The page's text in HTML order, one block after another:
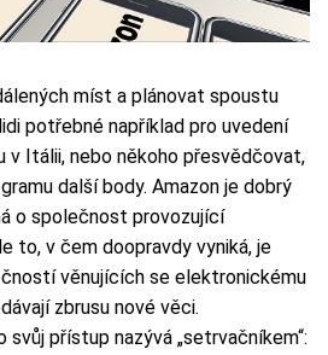
míst a plánovat spoustu
potřebné například pro uvedení
v Itálii, nebo někoho přesvědčovat,
další body. Amazon je dobrý
o společnost provozující
to, v čem doopravdy vyniká, je
věnujících se elektronickému
zbrusu nové věci.
přístup nazývá „setrvačníkem“: